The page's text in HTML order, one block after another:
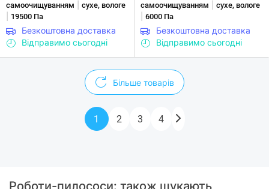
самоочищуванням
сухе, вологе
19500 Па
Безкоштовна доставка
Відправимо сьогодні
самоочищуванням
сухе, вологе
6000 Па
Безкоштовна доставка
Відправимо сьогодні
Більше товарів
1 2 3 4